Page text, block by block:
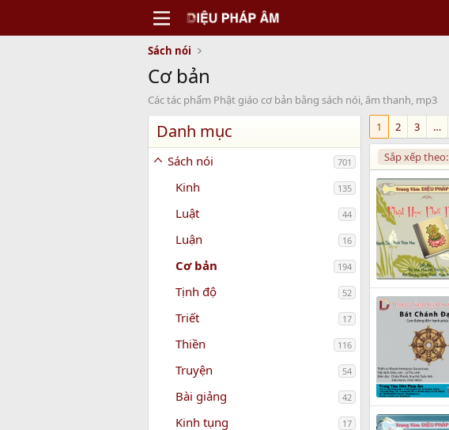
Sách nói
Cơ bản
Các tác phẩm Phật giáo cơ bản bằng sách nói, âm thanh, mp3
Danh mục
Sách nói 701
Kinh 135
Luật 44
Luận 16
Cơ bản 194
Tịnh độ 52
Triết 17
Thiền 116
Truyện 54
Bài giảng 42
Kinh tụng 17
1 2 3 …
Sắp xếp theo:
D
e
s
c
e
n
d
i
n
g